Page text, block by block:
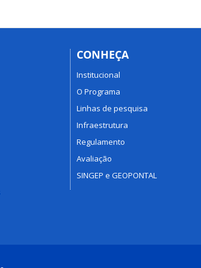
CONHEÇA
Institucional
O Programa
Linhas de pesquisa
Infraestrutura
Regulamento
Avaliação
SINGEP e GEOPONTAL